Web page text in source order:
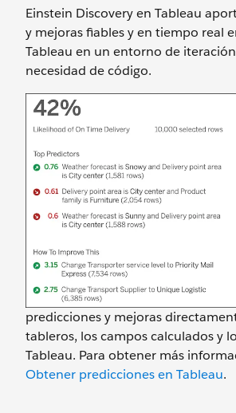
Einstein Discovery en Tableau
y mejoras fiables y en tiempo real
Tableau en un entorno de
necesidad de código.
predicciones y mejoras
tableros, los campos calculados y
Tableau. Para obtener más
Obtener predicciones en Tableau.